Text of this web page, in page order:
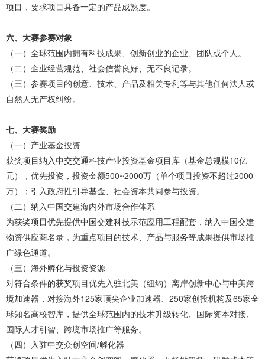
项目，要求项目具备一定的产品成熟度。
六、大赛参赛对象
（一）全球范围内拥有科技成果、创新创业的企业、团队或个人。
（二）企业经营规范、社会信誉良好、无不良记录。
（三）参赛项目的创意、技术、产品及相关专利等与其他任何法人或
自然人无产权纠纷。
七、大赛奖励
（一）产业基金投资
获奖项目纳入中交交通科技产业投资基金项目库（基金总规模10亿
元），优先投资，投资金额500~2000万（单个项目投资不超过2000
万）；引入政府性引导基金、社会资本共同参与投资。
（二）纳入中国交建海内外市场合作体系
为获奖项目优先提供中国交建科技示范应用工程配套，纳入中国交建
物资供应商名录，为重点项目的技术、产品与服务等成果提供市场推
广绿色通道。
（三）海外孵化与投资资源
对符合条件的获奖项目优先入驻北美（纽约）离岸创新中心与中美跨
境加速器，对接海外125家顶尖企业加速器、250家创投机构及65家全
球知名高校智库，提供全球范围内的技术升级转化、国际资本对接、
国际人才引智、跨境市场推广等服务。
（四）入驻中交众创空间/孵化器